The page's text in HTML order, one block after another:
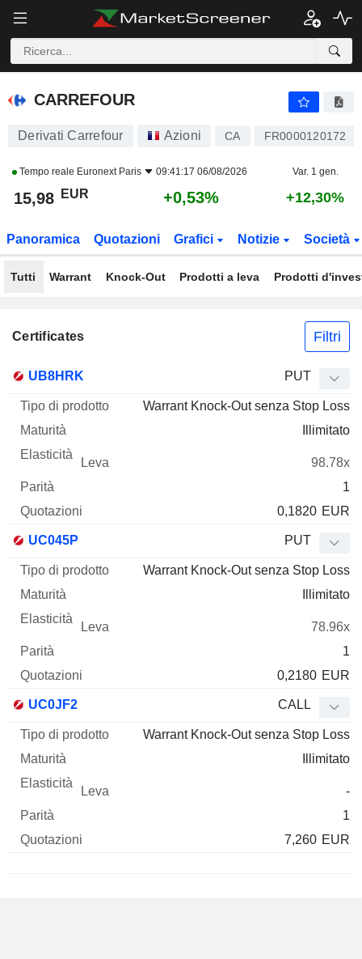
CARREFOUR
CARREFOUR
Derivati Carrefour Azioni CA FR0000120172
Tempo reale Euronext Paris 09:41:17 06/08/2026 Var. 1 gen.
15,98 EUR +0,53% +12,30%
Panoramica Quotazioni Grafici Notizie Società
Tutti Warrant Knock-Out Prodotti a leva Prodotti
Certificates Filtri
UB8HRK PUT
Warrant Knock-Out senza Stop Loss
Illimitato
98.78x
1
0,1820 EUR
UC045P PUT
Warrant Knock-Out senza Stop Loss
Illimitato
78.96x
1
0,2180 EUR
UC0JF2 CALL
Warrant Knock-Out senza Stop Loss
Illimitato
-
1
7,260 EUR